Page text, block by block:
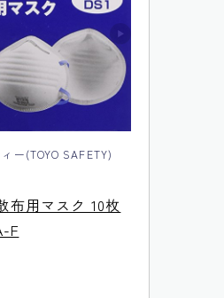
ー(TOYO SAFETY)
布用マスク 10枚
F